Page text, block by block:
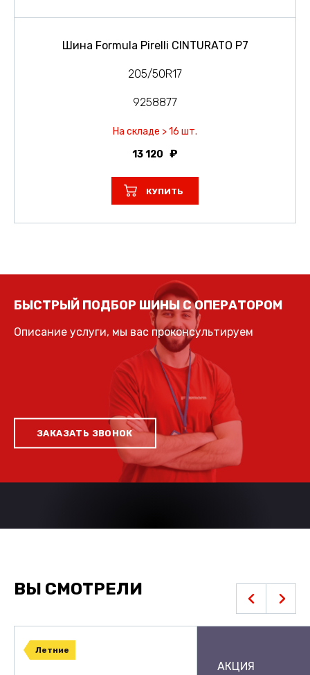
Шина Formula Pirelli CINTURATO P7
205/50R17
9258877
На складе > 16 шт.
13 120
КУПИТЬ
БЫСТРЫЙ ПОДБОР ШИНЫ С ОПЕРАТОРОМ
Описание услуги, мы вас проконсультируем
ЗАКАЗАТЬ ЗВОНОК
ВЫ СМОТРЕЛИ
Летние
АКЦИЯ